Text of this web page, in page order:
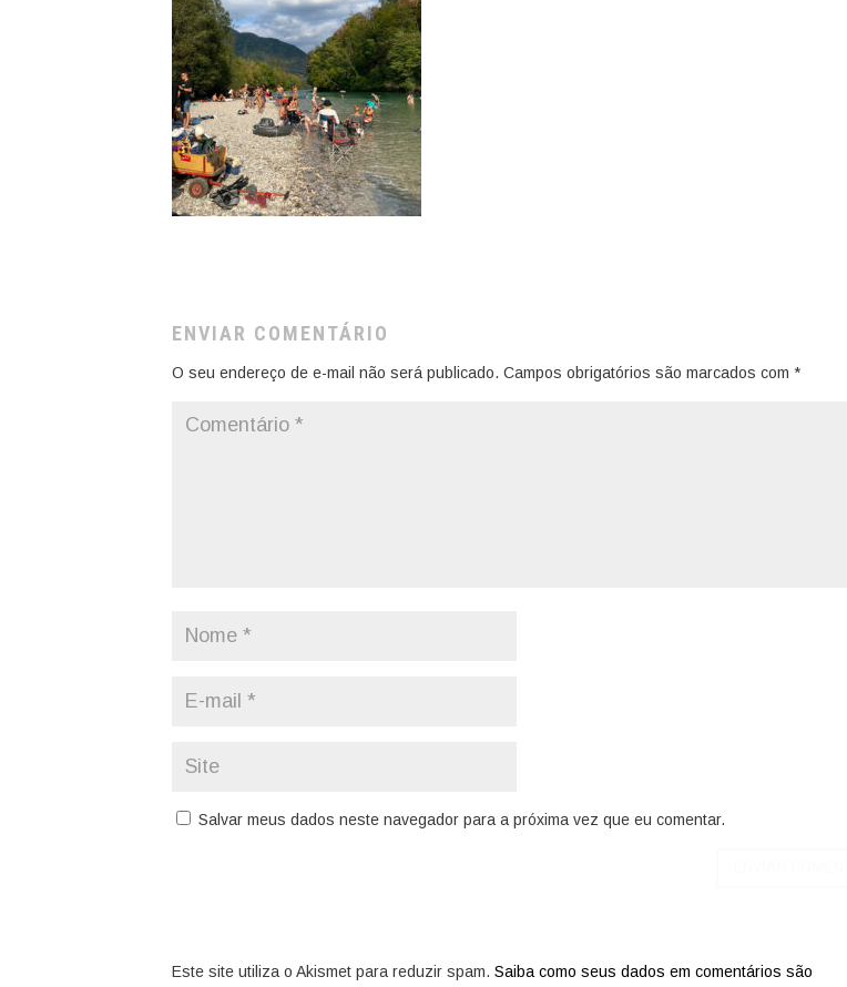
ENVIAR COMENTÁRIO
O seu endereço de e-mail não será publicado. Campos obrigatórios são marcados com *
Salvar meus dados neste navegador para a próxima vez que eu comentar.
Este site utiliza o Akismet para reduzir spam. Saiba como seus dados em comentários são